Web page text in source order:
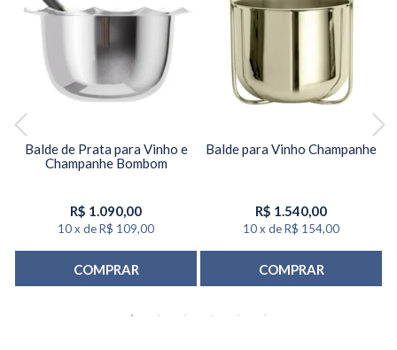
Balde de Prata para Vinho e
Champanhe Bombom
R$ 1.090,00
10x deR$ 109,00
COMPRAR
Balde para Vinho Champanhe
R$ 1.540,00
10x deR$ 154,00
COMPRAR